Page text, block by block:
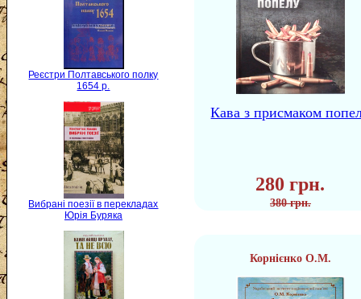
Реєстри Полтавського полку
1654 р.
Вибрані поезії в перекладах
Юрія Буряка
Кава з присмаком
280 грн.
380 грн.
Корнієнко О.М.